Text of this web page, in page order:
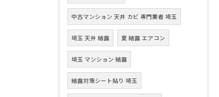
中古マンション 天井 カビ 専門業者 埼玉
埼玉 天井 結露 夏 結露 エアコン
埼玉 マンション 結露
結露対策シート貼り 埼玉